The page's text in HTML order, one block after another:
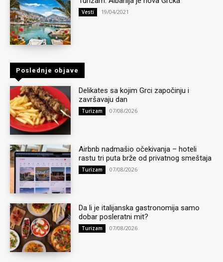
Vesti 19/04/2021
Poslednje objave
Delikates sa kojim Grci započinju i
završavaju dan
Turizam 07/08/2026
Airbnb nadmašio očekivanja – hoteli
rastu tri puta brže od privatnog smeštaja
Turizam 07/08/2026
Da li je italijanska gastronomija samo
dobar posleratni mit?
Turizam 07/08/2026